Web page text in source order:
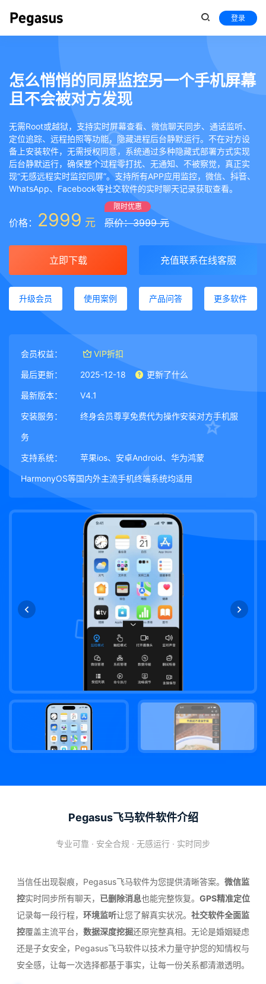
登录
怎么悄悄的同屏监控另一个手机屏幕
且不会被对方发现
无需Root或越狱，支持实时屏幕查看、微信聊天同步、通话监听、
定位追踪、远程拍照等功能，隐藏进程后台静默运行。不在对方设
备上安装软件，无需授权同意，系统通过多种隐藏式部署方式实现
后台静默运行，确保整个过程零打扰、无通知、不被察觉，真正实
现“无感远程实时监控同屏”。支持所有APP应用监控，微信、抖音、
WhatsApp、Facebook等社交软件的实时聊天记录获取查看。
价格： 2999 元
限时优惠
原价：3999 元
立即下载 充值联系在线客服
升级会员 使用案例 产品问答 更多软件
会员权益： VIP折扣
最后更新： 2025-12-18 更新了什么
最新版本： V4.1
安装服务： 终身会员尊享免费代为操作安装对方手机服
务
支持系统： 苹果ios、安卓Android、华为鸿蒙
HarmonyOS等国内外主流手机终端系统均适用
Pegasus飞马软件软件介绍
专业可靠 · 安全合规 · 无感运行 · 实时同步
当信任出现裂痕，Pegasus飞马软件为您提供清晰答案。 微信监
控实时同步所有聊天， 已删除消息也能完整恢复。 GPS精准定位
记录每一段行程， 环境监听让您了解真实状况。 社交软件全面监
控覆盖主流平台， 数据深度挖掘还原完整真相。无论是婚姻疑虑
还是子女安全，Pegasus飞马软件以技术力量守护您的知情权与
安全感，让每一次选择都基于事实，让每一份关系都清澈透明。